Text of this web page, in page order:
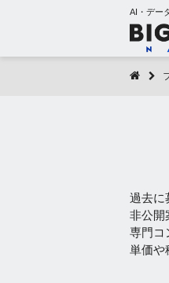
AI・デー
過去に
非公開
専門コ
単価や